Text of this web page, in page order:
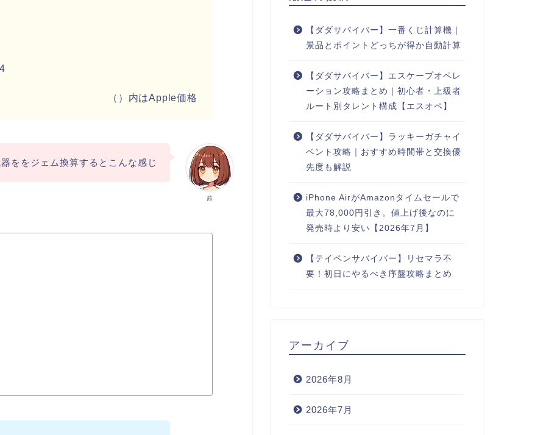
（）内はApple価格
茜
ををジェム換算するとこんな感じ
【ダダサバイバー】一番くじ計算機｜
景品とポイントどっちが得か自動計算
【ダダサバイバー】エスケープオペレ
ーション攻略まとめ｜初心者・上級者
ルート別タレント構成【エスオペ】
【ダダサバイバー】ラッキーガチャイ
ベント攻略｜おすすめ時間帯と交換優
先度も解説
iPhone AirがAmazonタイムセールで
最大78,000円引き。値上げ後なのに
発売時より安い【2026年7月】
【テイペンサバイバー】リセマラ不
要！初日にやるべき序盤攻略まとめ
アーカイブ
2026年8月
2026年7月